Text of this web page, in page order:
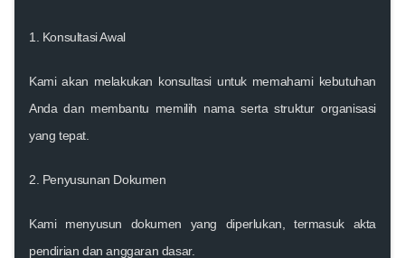
1. Konsultasi Awal
Kami akan melakukan konsultasi untuk memahami kebutuhan
Anda dan membantu memilih nama serta struktur organisasi
yang tepat.
2. Penyusunan Dokumen
Kami menyusun dokumen yang diperlukan, termasuk akta
pendirian dan anggaran dasar.